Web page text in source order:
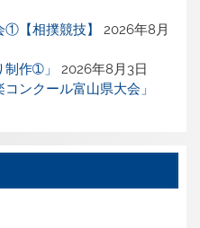
【相撲競技】
2026年8月
作➀」
2026年8月3日
ンクール富山県大会」